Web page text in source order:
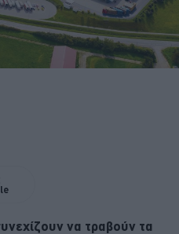
να τραβούν τα